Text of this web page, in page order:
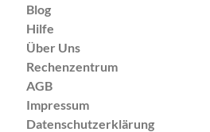
Blog
Hilfe
Über Uns
Rechenzentrum
AGB
Impressum
Datenschutzerklärung